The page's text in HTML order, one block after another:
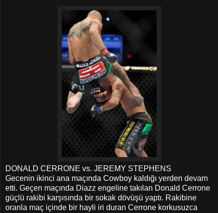
DONALD CERRONE vs. JEREMY STEPHENS
Gecenin ikinci ana maçında Cowboy kaldığı yerden devam
etti. Geçen maçında Diazz engeline takılan Donald Cerrone
güçlü rakibi karşısında bir sokak dövüşü yaptı. Rakibine
oranla maç içinde bir hayli iri duran Cerrone korkusuzca